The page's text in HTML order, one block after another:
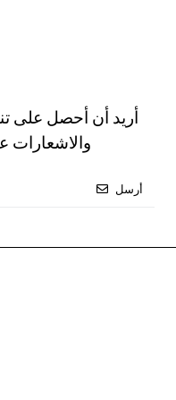
أريد أن أحصل على
والاشعارات
أرسل